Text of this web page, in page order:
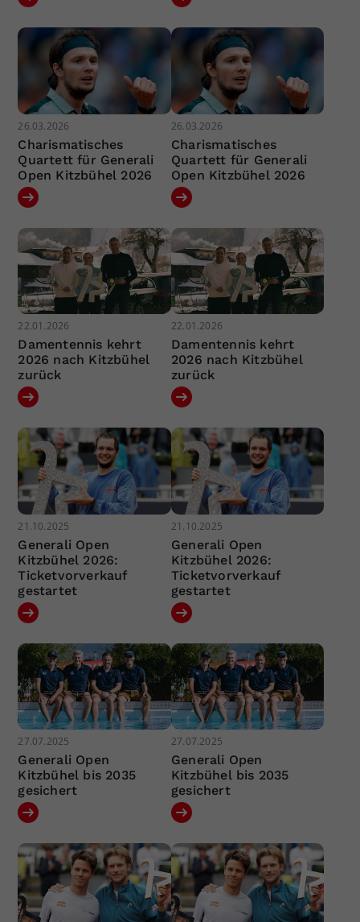
26.03.2026
Charismatisches
Quartett für Generali
Open Kitzbühel 2026
26.03.2026
Charismatisches
Quartett für Generali
Open Kitzbühel 2026
22.01.2026
Damentennis kehrt
2026 nach Kitzbühel
zurück
22.01.2026
Damentennis kehrt
2026 nach Kitzbühel
zurück
21.10.2025
Generali Open
Kitzbühel 2026:
Ticketvorverkauf
gestartet
21.10.2025
Generali Open
Kitzbühel 2026:
Ticketvorverkauf
gestartet
27.07.2025
Generali Open
Kitzbühel bis 2035
gesichert
27.07.2025
Generali Open
Kitzbühel bis 2035
gesichert